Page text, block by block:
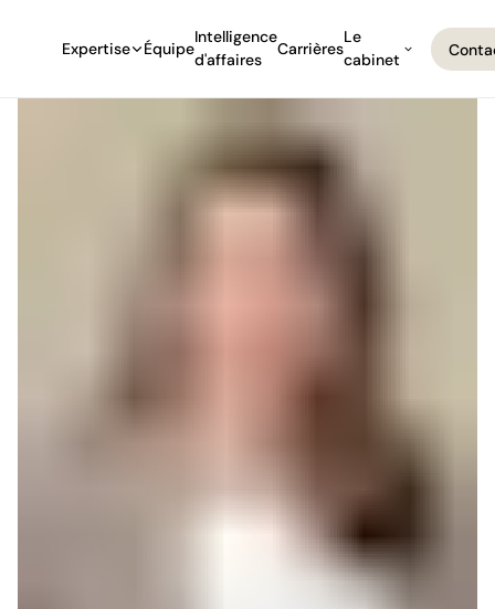
Expertise Équipe
Intelligence
d'affaires
Carrières
Le
cabinet